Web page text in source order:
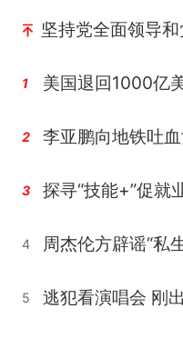
坚持党全面领导
1 美国退回1000亿
2
3 探寻“技能+”促就
4 周杰伦方辟谣“私
5 逃犯看演唱会 刚